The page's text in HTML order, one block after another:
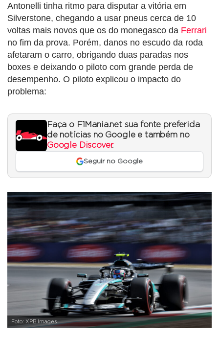
Antonelli tinha ritmo para disputar a vitória em
Silverstone, chegando a usar pneus cerca de 10
voltas mais novos que os do monegasco da Ferrari
no fim da prova. Porém, danos no escudo da roda
afetaram o carro, obrigando duas paradas nos
boxes e deixando o piloto com grande perda de
desempenho. O piloto explicou o impacto do
problema:
Faça o F1Mania.net sua fonte preferida
de notícias no Google e também no
Google Discover.
Seguir no Google
Foto: XPB Images